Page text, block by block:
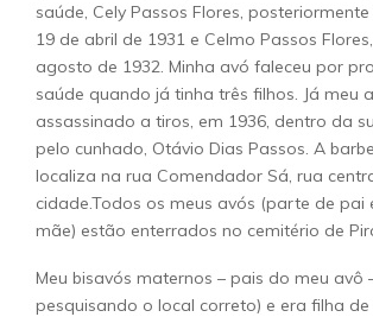
saúde, Cely Passos Flores,
19 de abril de 1931 e Celmo Passos
agosto de 1932. Minha avó faleceu por
saúde quando já tinha três filhos. Já meu
assassinado a tiros, em 1936, dentro da
pelo cunhado, Otávio Dias Passos. A
localiza na rua Comendador Sá, rua
cidade.Todos os meus avós (parte de pai
mãe) estão enterrados no cemitério de
Meu bisavós maternos – pais do meu avô
pesquisando o local correto) e era filha de